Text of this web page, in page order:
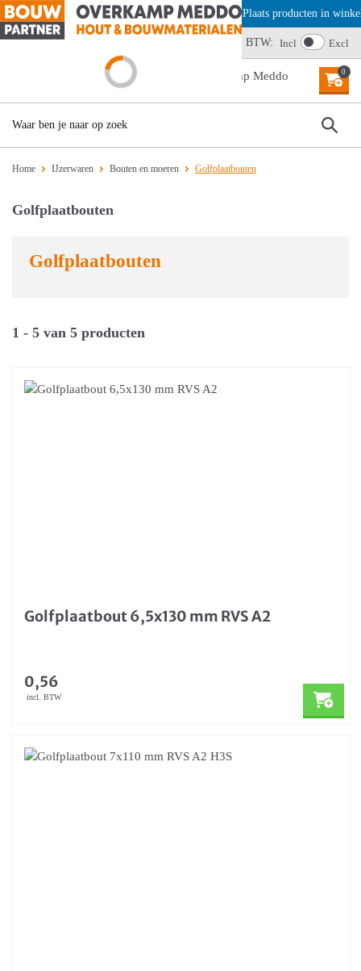
Offerte aanvragen? Plaats producten in
Wij scoren een 4,6 BTW: Incl Excl
0
Home IJzerwaren Bouten en moeren Golfplaatbouten
Golfplaatbouten
Golfplaatbouten
1 - 5 van 5 producten
Golfplaatbout 6,5x130 mm RVS A2
0,56
incl. BTW